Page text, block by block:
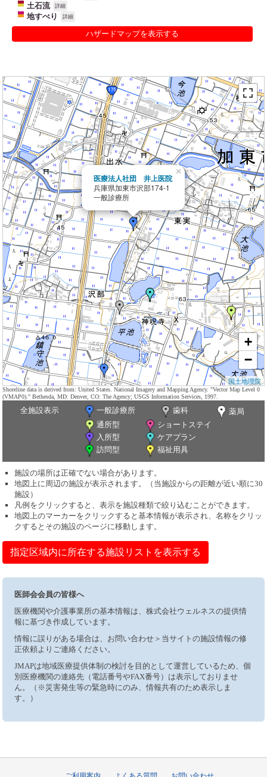
土石流 詳細
地すべり 詳細
ハザードマップを表示する
医療法人社団 井上医院
兵庫県加東市沢部174-1
一般診療所
×
+
−
国土地理院
Shoreline data is derived from: United States. National Imagery and Mapping Agency. "Vector Map Level 0
(VMAP0)." Bethesda, MD: Denver, CO: The Agency; USGS Information Services, 1997.
全施設表示 一般診療所 歯科
薬局
通所型
ショートステイ
入所型
ケアプラン
訪問型
福祉用具
施設の場所は正確でない場合があります。
地図上に周辺の施設が表示されます。（当施設からの距離が近い順に30
施設）
凡例をクリックすると、表示を施設種類で絞り込むことができます。
地図上のマーカーをクリックすると基本情報が表示され、名称をクリッ
クするとその施設のページに移動します。
指定区域内に所在する施設リストを表示する
医師会会員の皆様へ
医療機関や介護事業所の基本情報は、株式会社ウェルネスの提供情
報に基づき作成しています。
情報に誤りがある場合は、お問い合わせ＞当サイトの施設情報の修
正依頼よりご連絡ください。
JMAPは地域医療提供体制の検討を目的として運営しているため、個
別医療機関の連絡先（電話番号やFAX番号）は表示しておりませ
ん。（※災害発生等の緊急時にのみ、情報共有のため表示しま
す。）